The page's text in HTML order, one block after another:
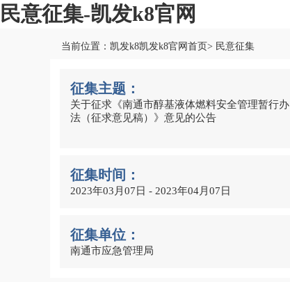
民意征集-凯发k8官网
当前位置：凯发k8凯发k8官网首页> 民意征集
征集主题：
关于征求《南通市醇基液体燃料安全管理暂行办
法（征求意见稿）》意见的公告
征集时间：
2023年03月07日 - 2023年04月07日
征集单位：
南通市应急管理局